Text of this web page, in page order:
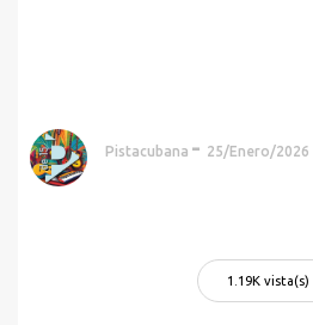
Pistacubana 25/Enero/2026
1.19K vista(s)